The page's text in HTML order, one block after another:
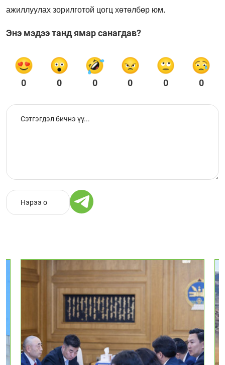
ажиллуулах зорилготой цогц хөтөлбөр юм.
Энэ мэдээ танд ямар санагдав?
0 0 0 0 0 0